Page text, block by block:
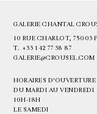
GALERIE CHANTAL
10 RUE CHARLOT, 75003
T. +33 1 42 77 38 87
GALERIE@CROUSEL.COM
HORAIRES D'OUVERTURE
DU MARDI AU VENDREDI
10H-18H
LE SAMEDI